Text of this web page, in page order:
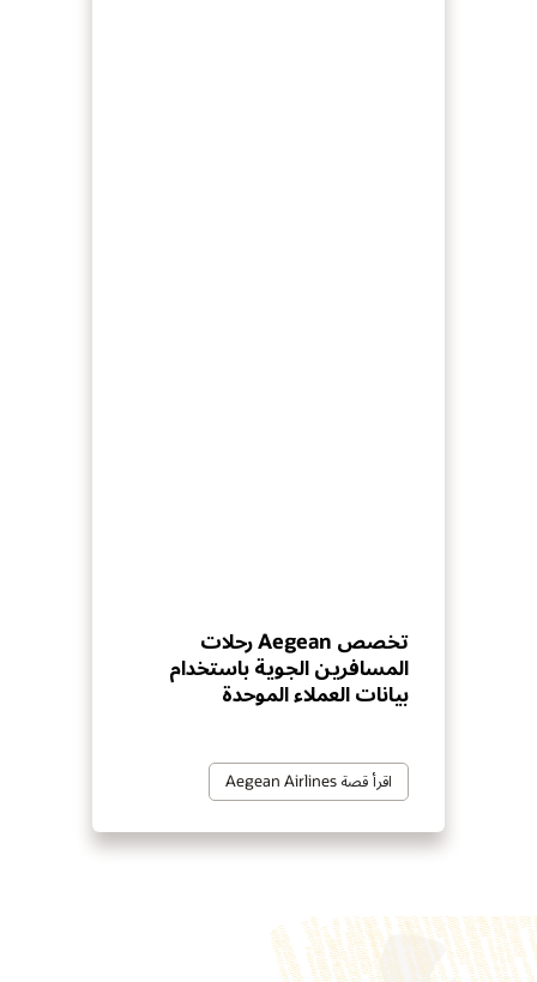
تخصص Aegean رحلات
المسافرين الجوية باستخدام
بيانات العملاء الموحدة
اقرأ قصة Aegean Airlines